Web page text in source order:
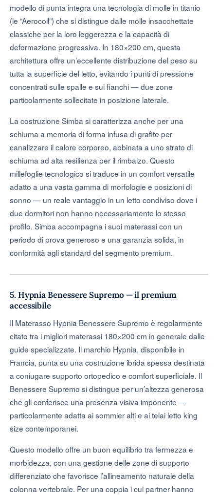
modello di punta integra una tecnologia di molle in titanio
(le “Aerocoil”) che si distingue dalle molle insacchettate
classiche per la loro leggerezza e la capacità di
deformazione progressiva. In 180×200 cm, questa
architettura offre un’eccellente distribuzione del peso su
tutta la superficie del letto, evitando i punti di pressione
concentrati sulle spalle e sui fianchi — due zone
particolarmente sollecitate in posizione laterale.
La costruzione Simba si caratterizza anche per una
schiuma a memoria di forma infusa di grafite per
canalizzare il calore corporeo, abbinata a uno strato di
schiuma ad alta resilienza per il rimbalzo. Questo
millefoglie tecnologico si traduce in un comfort versatile
adatto a una vasta gamma di morfologie e posizioni di
sonno — un reale vantaggio in un letto condiviso dove i
due dormitori non hanno necessariamente lo stesso
profilo. Simba accompagna i suoi materassi con un
periodo di prova generoso e una garanzia solida, in
conformità agli standard del segmento premium.
5. Hypnia Benessere Supremo — il premium
accessibile
Il Materasso Hypnia Benessere Supremo è regolarmente
citato tra i migliori materassi 180×200 cm in generale dalle
guide specializzate. Il marchio Hypnia, disponibile in
Francia, punta su una costruzione ibrida spessa destinata
a coniugare supporto ortopedico e comfort superficiale. Il
Benessere Supremo si distingue per un’altezza generosa
che gli conferisce una presenza visiva imponente —
particolarmente adatta ai sommier alti e ai telai letto king
size contemporanei.
Questo modello offre un buon equilibrio tra fermezza e
morbidezza, con una gestione delle zone di supporto
differenziato che favorisce l’allineamento naturale della
colonna vertebrale. Per una coppia i cui partner hanno